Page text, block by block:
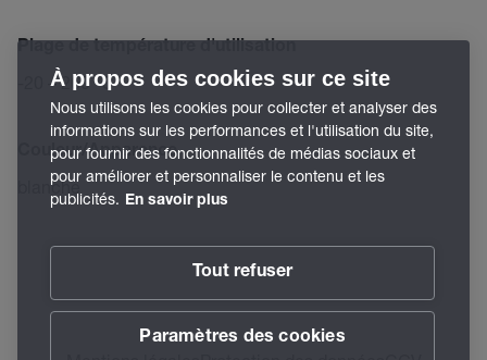
Plage de température d'utilisation
-20 – 260 °C
Couleur/Apparence
blanche
À propos des cookies sur ce site
Nous utilisons les cookies pour collecter et analyser des
informations sur les performances et l'utilisation du site,
pour fournir des fonctionnalités de médias sociaux et
pour améliorer et personnaliser le contenu et les
publicités. En savoir plus
Tout refuser
Paramètres des cookies